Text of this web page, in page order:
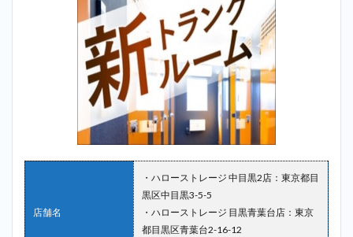
2.4
4位：
倉庫
バイ
クヤ
ード
中目
黒3丁
目店
に一
番近
い店
舗）
店舗名
・ハローストレージ 中目黒2店：東京都目
黒区中目黒3-5-5
・ハローストレージ 目黒青葉台店：東京
都目黒区青葉台2-16-12